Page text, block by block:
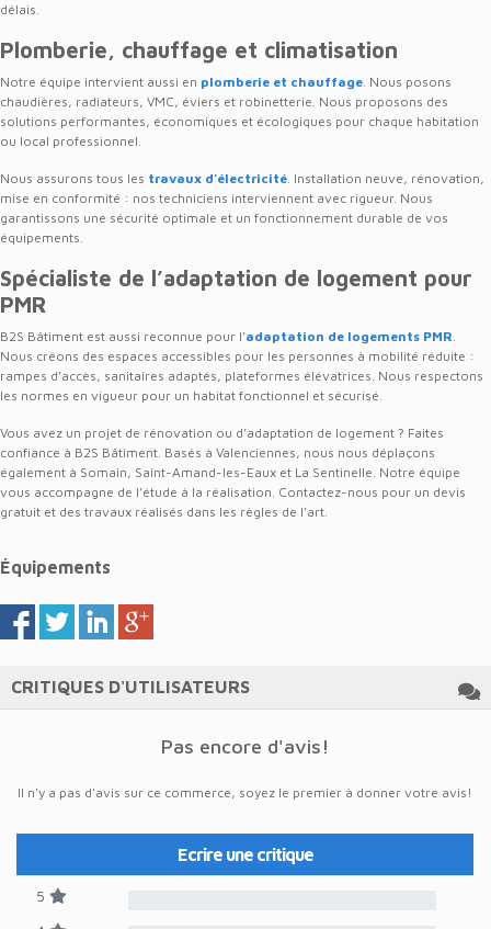
délais.
Plomberie, chauffage et climatisation
Notre équipe intervient aussi en plomberie et chauffage. Nous posons
chaudières, radiateurs, VMC, éviers et robinetterie. Nous proposons des
solutions performantes, économiques et écologiques pour chaque habitation
ou local professionnel.
Nous assurons tous les travaux d’électricité. Installation neuve, rénovation,
mise en conformité : nos techniciens interviennent avec rigueur. Nous
garantissons une sécurité optimale et un fonctionnement durable de vos
équipements.
Spécialiste de l’adaptation de logement pour
PMR
B2S Bâtiment est aussi reconnue pour l’adaptation de logements PMR.
Nous créons des espaces accessibles pour les personnes à mobilité réduite :
rampes d’accès, sanitaires adaptés, plateformes élévatrices. Nous respectons
les normes en vigueur pour un habitat fonctionnel et sécurisé.
Vous avez un projet de rénovation ou d’adaptation de logement ? Faites
confiance à B2S Bâtiment. Basés à Valenciennes, nous nous déplaçons
également à Somain, Saint-Amand-les-Eaux et La Sentinelle. Notre équipe
vous accompagne de l’étude à la réalisation. Contactez-nous pour un devis
gratuit et des travaux réalisés dans les règles de l’art.
Équipements
CRITIQUES D'UTILISATEURS
Pas encore d'avis!
Il n'y a pas d'avis sur ce commerce, soyez le premier à donner votre avis!
Ecrire une critique
5